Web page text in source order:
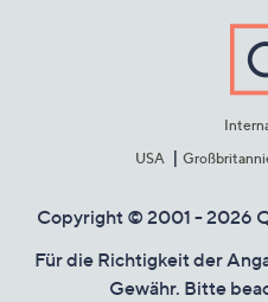
USA
Copyright © 2001 - 2026
Für die Richtigkeit der
Gewähr. Bitte